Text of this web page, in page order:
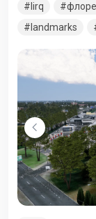
тосканский
Пизы.
Возрождения.
города –
черепицей
lirq
landmarks